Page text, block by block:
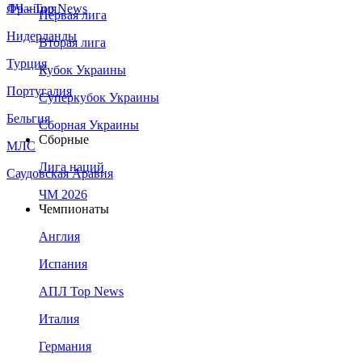
Франция
Нидерланды
Турция
Португалия
Бельгия
МЛС
Саудовская Аравия
ЛЧ - Top News
Первая лига
Вторая лига
Кубок Украины
Суперкубок Украины
Сборная Украины
Сборные
Лига наций
ЧМ 2026
Чемпионаты
Англия
Испания
АПЛ Top News
Италия
Германия